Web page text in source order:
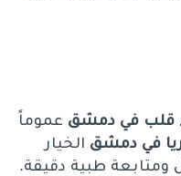
قلب في دمشق عموماً
في دمشق الخيار
ومتابعة طبية دقيقة.